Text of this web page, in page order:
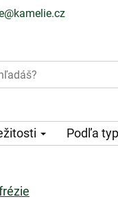
Podľa